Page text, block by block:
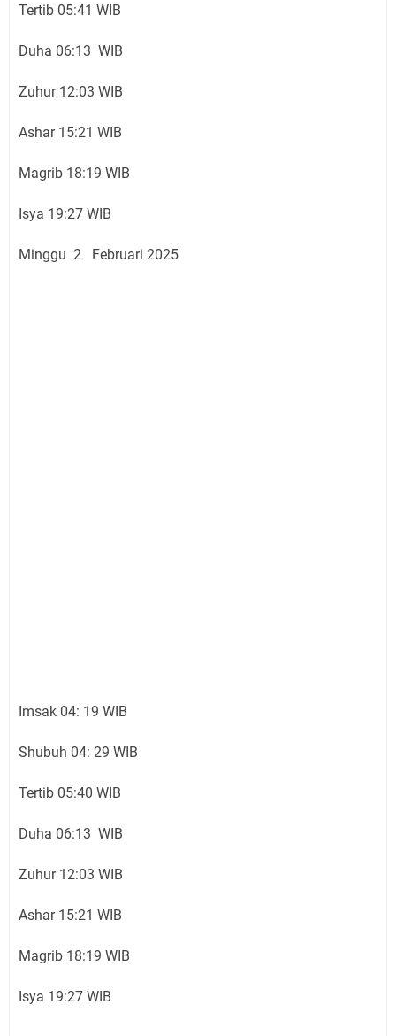
Tertib 05:41 WIB
Duha 06:13 WIB
Zuhur 12:03 WIB
Ashar 15:21 WIB
Magrib 18:19 WIB
Isya 19:27 WIB
Minggu 2 Februari 2025
Imsak 04: 19 WIB
Shubuh 04: 29 WIB
Tertib 05:40 WIB
Duha 06:13 WIB
Zuhur 12:03 WIB
Ashar 15:21 WIB
Magrib 18:19 WIB
Isya 19:27 WIB